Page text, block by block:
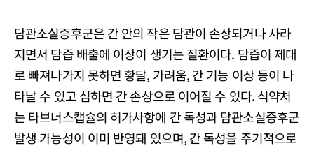
담관소실증후군은 간 안의 작은 담관이 손상되거나 사라
지면서 담즙 배출에 이상이 생기는 질환이다. 담즙이 제대
로 빠져나가지 못하면 황달, 가려움, 간 기능 이상 등이 나
타날 수 있고 심하면 간 손상으로 이어질 수 있다. 식약처
는 타브너스캡슐의 허가사항에 간 독성과 담관소실증후군
발생 가능성이 이미 반영돼 있으며, 간 독성을 주기적으로